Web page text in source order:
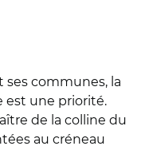
communes, la
est une priorité.
de la colline du
au créneau